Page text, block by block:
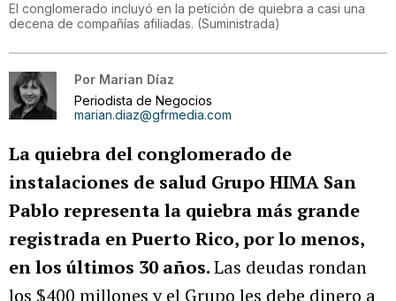
El conglomerado incluyó en la petición de quiebra a casi una
decena de compañías afiliadas. (Suministrada)
Por Marian Díaz
Periodista de Negocios
marian.diaz@gfrmedia.com
La quiebra del conglomerado de
instalaciones de salud Grupo HIMA San
Pablo representa la quiebra más grande
registrada en Puerto Rico, por lo menos,
en los últimos 30 años.Las deudas rondan
los $400 millones y el Grupo les debe dinero a